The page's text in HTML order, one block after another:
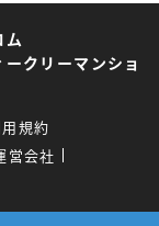
ム
クリーマンショ
規約
営会社